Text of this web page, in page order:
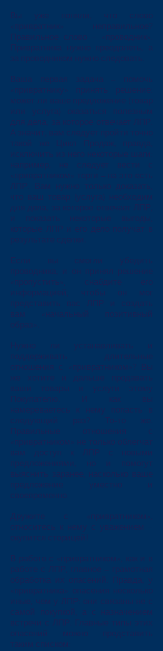
Вы уже поняли, что слово
«привратник» неправильное?
Правильное слово – «проводник».
Привратника нужно преодолеть, а
за проводником нужно следовать.
Ваша первая задача – помочь
«привратнику» принять решение:
может ли ваше предложение (товар
или услуга) оказаться полезным
для дела, за которое отвечает ЛПР.
А значит, вам следует пройти точно
такой же Цикл Продаж, правда,
исключить из него некоторые шаги:
например, не следует вести с
«привратником» торги – на это есть
ЛПР. Вам нужно только доказать,
что ваш товар (услуга) необходим
для дела, за которое отвечает ЛПР,
и показать некоторые выгоды,
которые ЛПР и его дело получат в
результате сделки.
Если вы смогли убедить
проводника, и он принял решение
«пропустить», снабдите его
информацией, чтобы он мог
представить вас ЛПР и создать
вам «начальный позитивный
образ».
Нужно ли устанавливать и
поддерживать длительные
отношения с «привратником»? Вы
же хотите и дальше продавать
ваши товары и услуги этому
Покупателю. И как вы
намереваетесь к нему попасть в
следующий раз? То-то же.
Правильные отношения с
«привратником» не только облегчат
вам доступ к ЛПР с новыми
предложениями, но и помогут
выяснить заранее, насколько ваше
предложение уместно и
своевременно.
Дружите с «привратником»,
относитесь к нему с уважением –
окупится сторицей!
В работе с «привратником», как и в
работе с ЛПР, главное – грамотная
обработка их опасений. Правда, у
«привратника» опасения несколько
иные, чем у ЛПР: они связаны не с
самой покупкой, а с назначением
встречи с ЛПР. Главные типы этих
опасений можно представить
таким списком: